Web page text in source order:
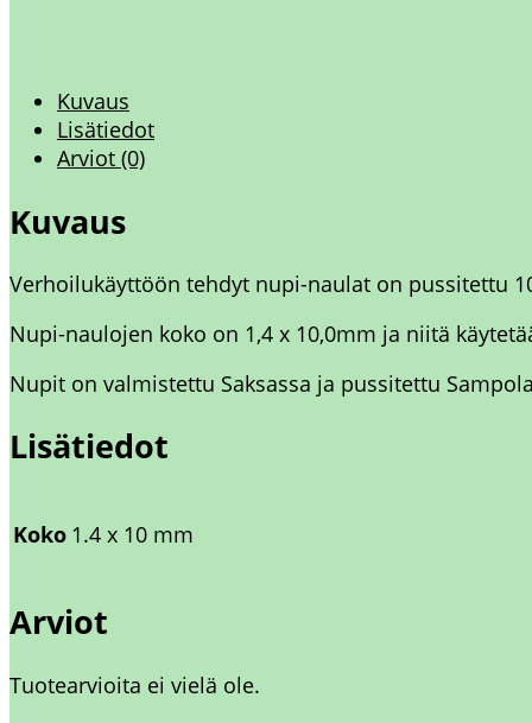
Kuvaus
Lisätiedot
Arviot (0)
Kuvaus
Verhoilukäyttöön tehdyt nupi-naulat on pussitettu
Nupi-naulojen koko on 1,4 x 10,0mm ja niitä
Nupit on valmistettu Saksassa ja pussitettu
Lisätiedot
Koko 1.4 x 10 mm
Arviot
Tuotearvioita ei vielä ole.